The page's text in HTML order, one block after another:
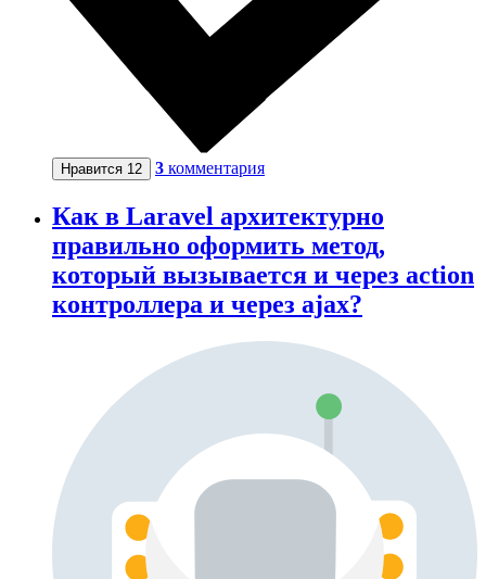
Нравится 12 3 комментария
Как в Laravel архитектурно
правильно оформить метод,
который вызывается и через action
контроллера и через ajax?